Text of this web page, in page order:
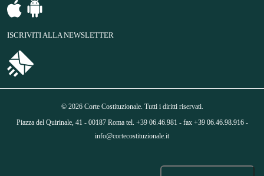
ISCRIVITI ALLA NEWSLETTER
© 2026 Corte Costituzionale. Tutti i diritti riservati.
Piazza del Quirinale, 41 - 00187 Roma tel. +39 06.46.981 - fax +39 06.46.98.916 -
info@cortecostituzionale.it